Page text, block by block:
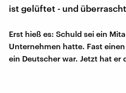
ist gelüftet - und
Erst hieß es: Schuld sei ein
Unternehmen hatte. Fast
ein Deutscher war. Jetzt hat er